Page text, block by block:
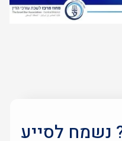
נשמח לסייע